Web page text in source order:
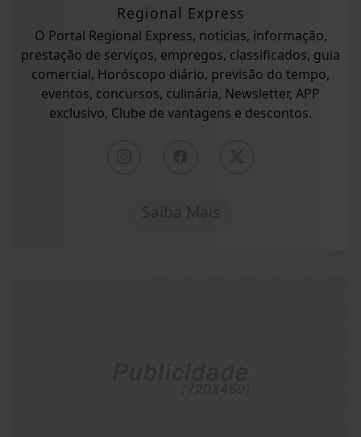
Regional Express
O Portal Regional Express, notícias, informação,
prestação de serviços, empregos, classificados, guia
comercial, Horóscopo diário, previsão do tempo,
eventos, concursos, culinária, Newsletter, APP
exclusivo, Clube de vantagens e descontos.